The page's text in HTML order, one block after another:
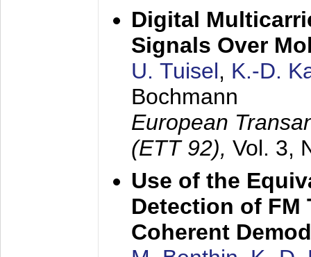
Digital
Signals Over
U. Tuisel, K.-D.
Bochmann
European
(ETT 92), Vol. 3,
Use of the
Detection of FM
Coherent